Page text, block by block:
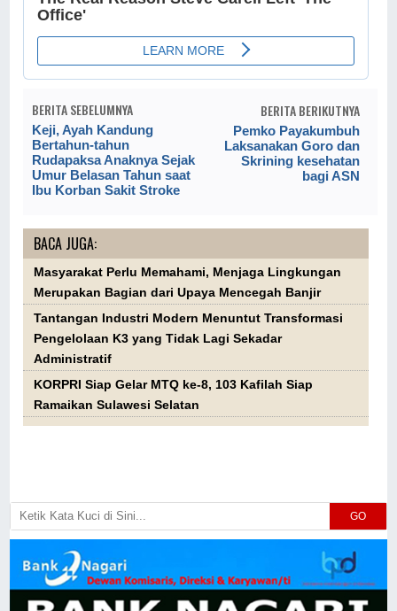
BERITA SEBELUMNYA
Keji, Ayah Kandung
Bertahun-tahun
Rudapaksa Anaknya Sejak
Umur Belasan Tahun saat
Ibu Korban Sakit Stroke
BERITA BERIKUTNYA
Pemko Payakumbuh
Laksanakan Goro dan
Skrining kesehatan
bagi ASN
BACA JUGA:
Masyarakat Perlu Memahami, Menjaga Lingkungan
Merupakan Bagian dari Upaya Mencegah Banjir
Tantangan Industri Modern Menuntut Transformasi
Pengelolaan K3 yang Tidak Lagi Sekadar
Administratif
KORPRI Siap Gelar MTQ ke-8, 103 Kafilah Siap
Ramaikan Sulawesi Selatan
GO